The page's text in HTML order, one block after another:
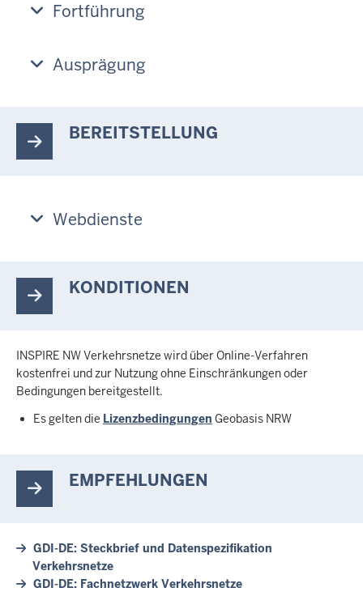
Fortführung
Ausprägung
BEREITSTELLUNG
Webdienste
KONDITIONEN
INSPIRE NW Verkehrsnetze wird über Online-Verfahren
kostenfrei und zur Nutzung ohne Einschränkungen oder
Bedingungen bereitgestellt.
Es gelten die Lizenzbedingungen Geobasis NRW
EMPFEHLUNGEN
GDI-DE: Steckbrief und Datenspezifikation
Verkehrsnetze
GDI-DE: Fachnetzwerk Verkehrsnetze